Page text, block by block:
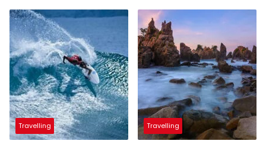
President
Travelling Travelling